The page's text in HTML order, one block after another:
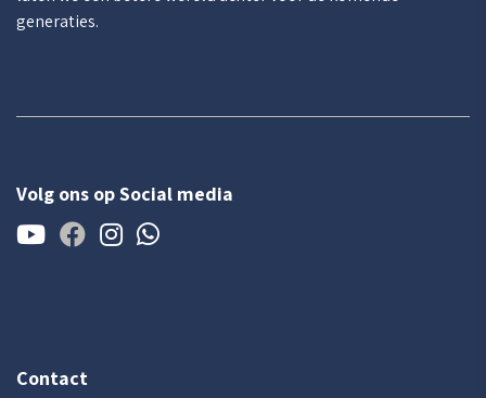
generaties.
Volg ons op Social media
Contact